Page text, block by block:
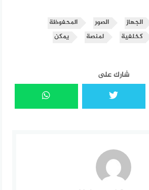
الجهاز الصور
المحفوظة
كخلفية لمنصة يمكن
شارك على